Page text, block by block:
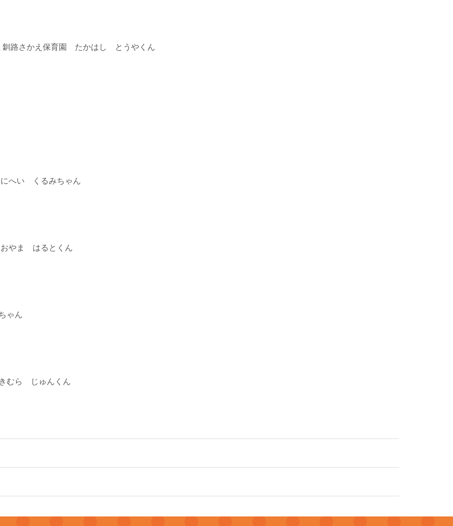
釧路さかえ保育園 たかはし とうやくん
へい くるみちゃん
やま はるとくん
ゃん
むら じゅんくん